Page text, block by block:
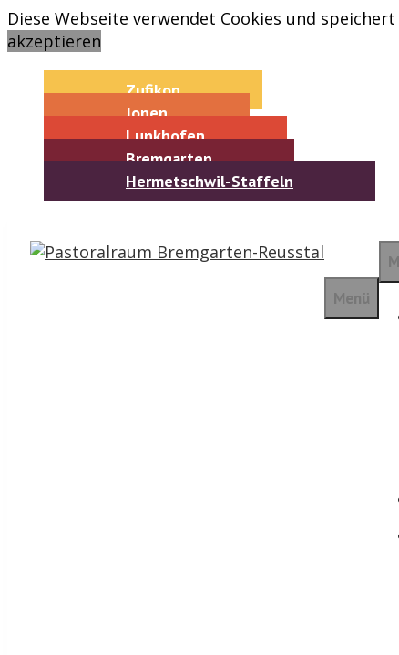
Diese Webseite verwendet Cookies und
akzeptieren
Springe
zum
Zufikon
Jonen
Lunkhofen
Bremgarten
Hermetschwil-Staffeln
Menü